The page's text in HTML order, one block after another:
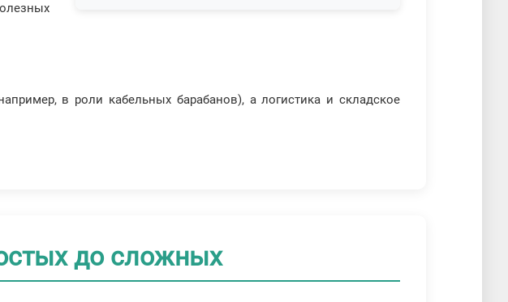
в роли кабельных барабанов), а логистика и складское
до сложных